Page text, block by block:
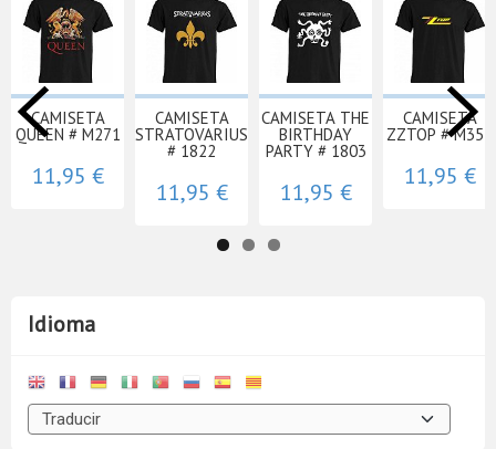
Idioma
CAMISETA
QUEEN # M271
11,95 €
CAMISETA
STRATOVARIUS
# 1822
11,95 €
CAMISETA THE
BIRTHDAY
PARTY # 1803
11,95 €
CAMISETA
ZZTOP # M351
11,95 €